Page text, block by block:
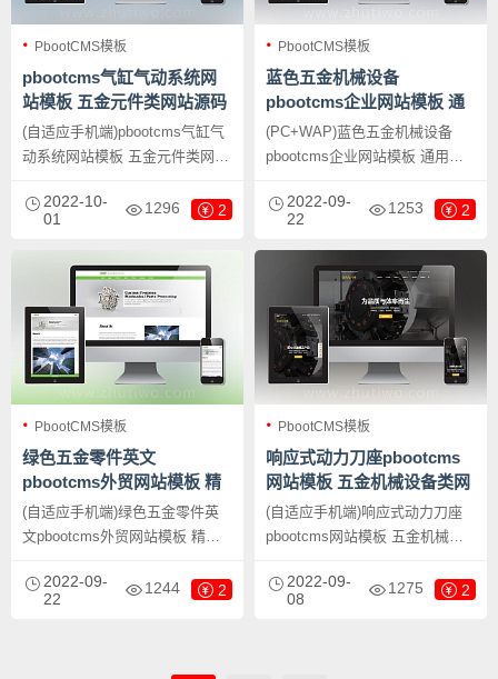
PbootCMS模板
pbootcms气缸气动系统网
站模板 五金元件类网站源码
下载
(自适应手机端)pbootcms气缸气
动系统网站模板 五金元件类网站
的网站模板，该模板适用于气缸
气动网站、五金元件网站等企
需要把文字图片换成其他行业的
即可；
2022-10-
01
1296 2
PbootCMS模板
蓝色五金机械设备
pbootcms企业网站模板 通
用营销型网站源码下载
(PC+WAP)蓝色五金机械设备
pbootcms企业网站模板 通用营
内核开发的网站模板，该模板适
用于营销型网站模板、五金机械
网站等企业，当然其他行业也可
以做，只需要把文字图片换成其
他行业的即可；
2022-09-
22
1253 2
PbootCMS模板
绿色五金零件英文
pbootcms外贸网站模板 精
密模具零件加工类网站源码
下载
(自适应手机端)绿色五金零件英
文pbootcms外贸网站模板 精密
PbootCMS内核开发的网站模
板，该模板适用于英文外贸网站
2022-09-
22
1244 2
PbootCMS模板
响应式动力刀座pbootcms
网站模板 五金机械设备类网
站源码下载
(自适应手机端)响应式动力刀座
pbootcms网站模板 五金机械设
内核开发的网站模板，该模板适
用于动力刀座网站模板、五金机
2022-09-
08
1275 2